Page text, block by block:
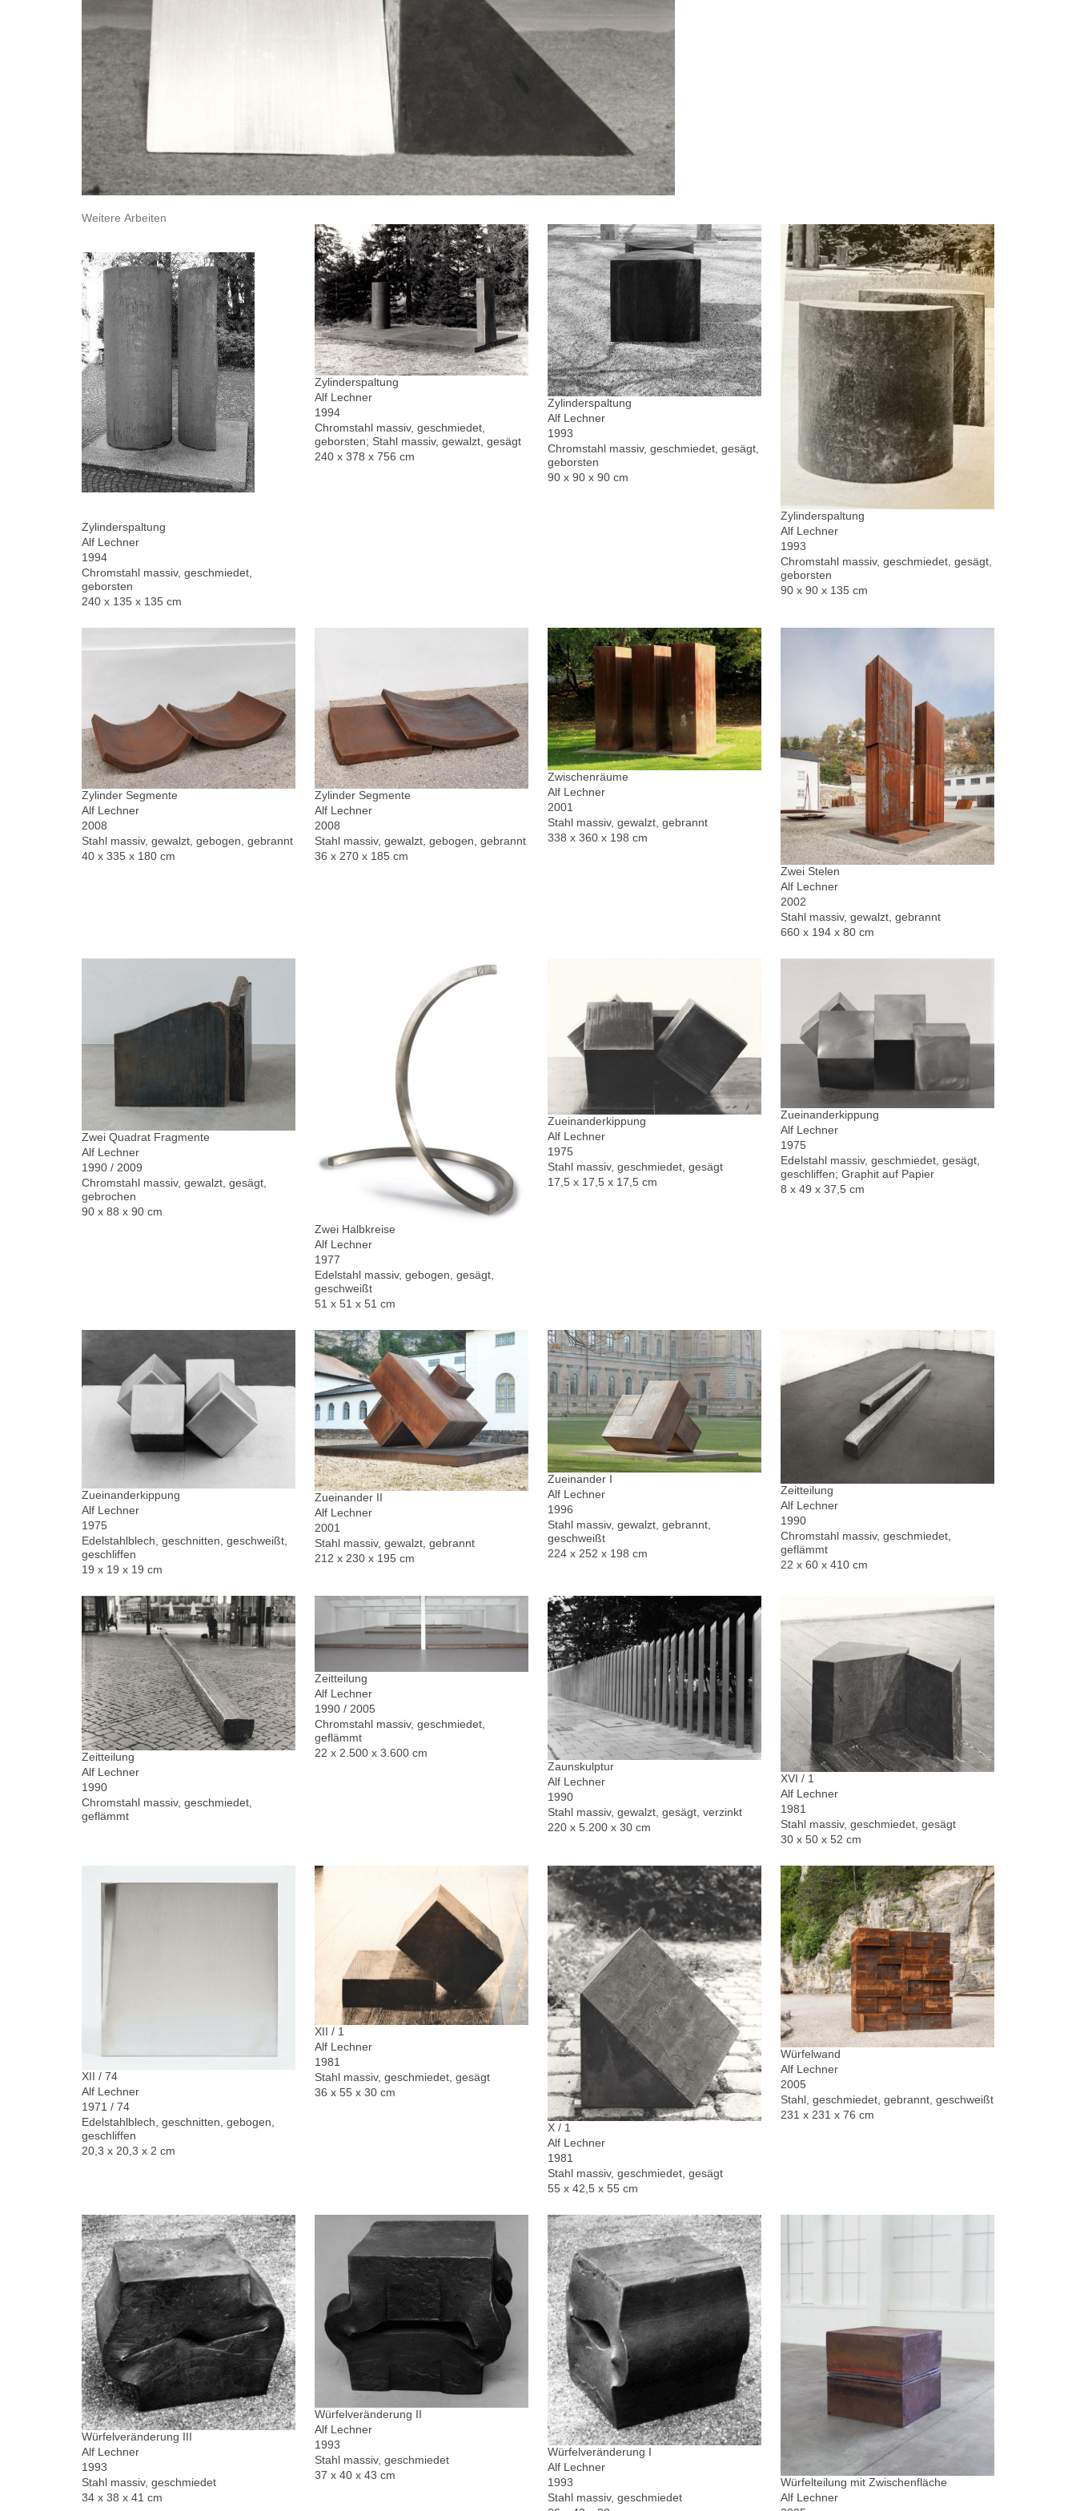
Weitere Arbeiten
Zylinderspaltung
Alf Lechner
1994
Chromstahl massiv, geschmiedet,
geborsten
240 x 135 x 135 cm
Zylinderspaltung
Alf Lechner
1994
Chromstahl massiv, geschmiedet,
geborsten; Stahl massiv, gewalzt, gesägt
240 x 378 x 756 cm
Zylinderspaltung
Alf Lechner
1993
Chromstahl massiv, geschmiedet, gesägt,
geborsten
90 x 90 x 90 cm
Zylinderspaltung
Alf Lechner
1993
Chromstahl massiv, geschmiedet, gesägt,
geborsten
90 x 90 x 135 cm
Zylinder Segmente
Alf Lechner
2008
Stahl massiv, gewalzt, gebogen, gebrannt
40 x 335 x 180 cm
Zylinder Segmente
Alf Lechner
2008
Stahl massiv, gewalzt, gebogen, gebrannt
36 x 270 x 185 cm
Zwischenräume
Alf Lechner
2001
Stahl massiv, gewalzt, gebrannt
338 x 360 x 198 cm
Zwei Stelen
Alf Lechner
2002
Stahl massiv, gewalzt, gebrannt
660 x 194 x 80 cm
Zwei Quadrat Fragmente
Alf Lechner
1990 / 2009
Chromstahl massiv, gewalzt, gesägt,
gebrochen
90 x 88 x 90 cm
Zwei Halbkreise
Alf Lechner
1977
Edelstahl massiv, gebogen, gesägt,
geschweißt
51 x 51 x 51 cm
Zueinanderkippung
Alf Lechner
1975
Stahl massiv, geschmiedet, gesägt
17,5 x 17,5 x 17,5 cm
Zueinanderkippung
Alf Lechner
1975
Edelstahl massiv, geschmiedet, gesägt,
geschliffen; Graphit auf Papier
8 x 49 x 37,5 cm
Zueinanderkippung
Alf Lechner
1975
Edelstahlblech, geschnitten, geschweißt,
geschliffen
19 x 19 x 19 cm
Zueinander II
Alf Lechner
2001
Stahl massiv, gewalzt, gebrannt
212 x 230 x 195 cm
Zueinander I
Alf Lechner
1996
Stahl massiv, gewalzt, gebrannt,
geschweißt
224 x 252 x 198 cm
Zeitteilung
Alf Lechner
1990
Chromstahl massiv, geschmiedet,
geflämmt
22 x 60 x 410 cm
Zeitteilung
Alf Lechner
1990
Chromstahl massiv, geschmiedet,
geflämmt
Zeitteilung
Alf Lechner
1990 / 2005
Chromstahl massiv, geschmiedet,
geflämmt
22 x 2.500 x 3.600 cm
Zaunskulptur
Alf Lechner
1990
Stahl massiv, gewalzt, gesägt, verzinkt
220 x 5.200 x 30 cm
XVI / 1
Alf Lechner
1981
Stahl massiv, geschmiedet, gesägt
30 x 50 x 52 cm
XII / 74
Alf Lechner
1971 / 74
Edelstahlblech, geschnitten, gebogen,
geschliffen
20,3 x 20,3 x 2 cm
XII / 1
Alf Lechner
1981
Stahl massiv, geschmiedet, gesägt
36 x 55 x 30 cm
X / 1
Alf Lechner
1981
Stahl massiv, geschmiedet, gesägt
55 x 42,5 x 55 cm
Würfelwand
Alf Lechner
2005
Stahl, geschmiedet, gebrannt, geschweißt
231 x 231 x 76 cm
Würfelveränderung III
Alf Lechner
1993
Stahl massiv, geschmiedet
34 x 38 x 41 cm
Würfelveränderung II
Alf Lechner
1993
Stahl massiv, geschmiedet
37 x 40 x 43 cm
Würfelveränderung I
Alf Lechner
1993
Stahl massiv, geschmiedet
Würfelteilung mit Zwischenfläche
Alf Lechner